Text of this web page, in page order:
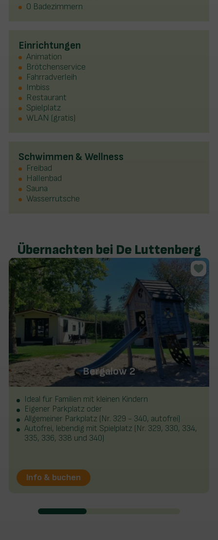
0 Badezimmern
Einrichtungen
Animation
Brötchenservice
Fahrradverleih
Imbiss
Restaurant
Spielplatz
WLAN (gratis)
Schwimmen & Wellness
Freibad
Hallenbad
Sauna
Wasserrutsche
Übernachten bei De Luttenberg
Bergalow 2
Ideal für Familien mit kleinen Kindern
Eigener Parkplatz oder
Allgemeiner Parkplatz (Nr. 329 - 340, autofrei)
Autofrei, lebendig mit Spielplatz (Nr. 329, 330, 334,
335, 336, 338 und 340)
Info & buchen